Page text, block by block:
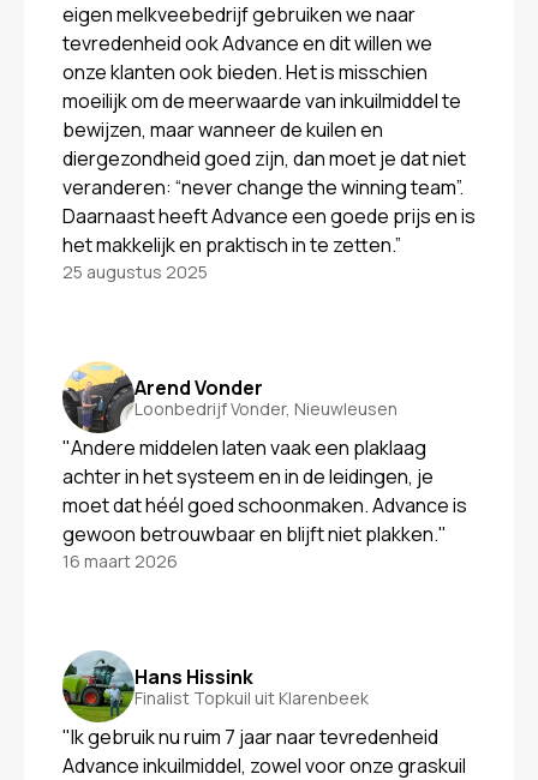
eigen melkveebedrijf gebruiken we naar
tevredenheid ook Advance en dit willen we
onze klanten ook bieden. Het is misschien
moeilijk om de meerwaarde van inkuilmiddel te
bewijzen, maar wanneer de kuilen en
diergezondheid goed zijn, dan moet je dat niet
veranderen: “never change the winning team”.
Daarnaast heeft Advance een goede prijs en is
het makkelijk en praktisch in te zetten.”
25 augustus 2025
Arend Vonder
Loonbedrijf Vonder, Nieuwleusen
"Andere middelen laten vaak een plaklaag
achter in het systeem en in de leidingen, je
moet dat héél goed schoonmaken. Advance is
gewoon betrouwbaar en blijft niet plakken."
16 maart 2026
Hans Hissink
Finalist Topkuil uit Klarenbeek
"Ik gebruik nu ruim 7 jaar naar tevredenheid
Advance inkuilmiddel, zowel voor onze graskuil